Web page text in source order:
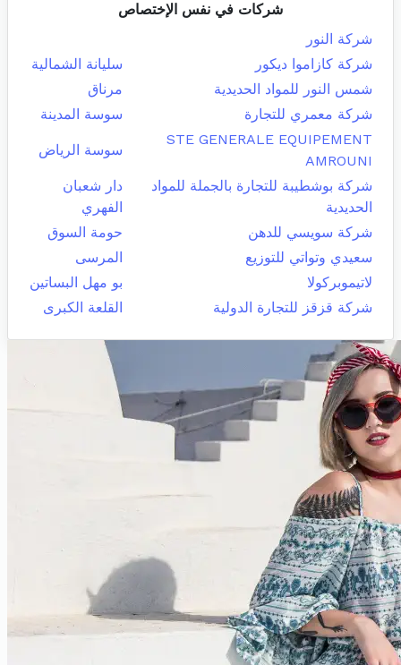
شركات في نفس الإختصاص
شركة النور
شركة كازاموا ديكور
سليانة الشمالية
شمس النور للمواد الحديدية
مرناق
شركة معمري للتجارة
سوسة المدينة
STE GENERALE EQUIPEMENT
AMROUNI
سوسة الرياض
شركة بوشطيبة للتجارة بالجملة للمواد
الحديدية
دار شعبان
الفهري
شركة سويسي للدهن
حومة السوق
سعيدي وتواتي للتوزيع
المرسى
لاتيموبركولا
بو مهل البساتين
شركة قزقز للتجارة الدولية
القلعة الكبرى